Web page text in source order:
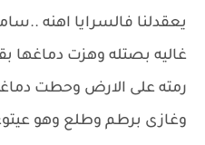
يعقدلنا فالسرايا اهنه
غاليه بصتله وهزت دماغها
رمته على الارض وحطت
وغازى برطم وطلع وهو